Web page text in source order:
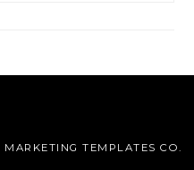
MARKETING TEMPLATES CO.